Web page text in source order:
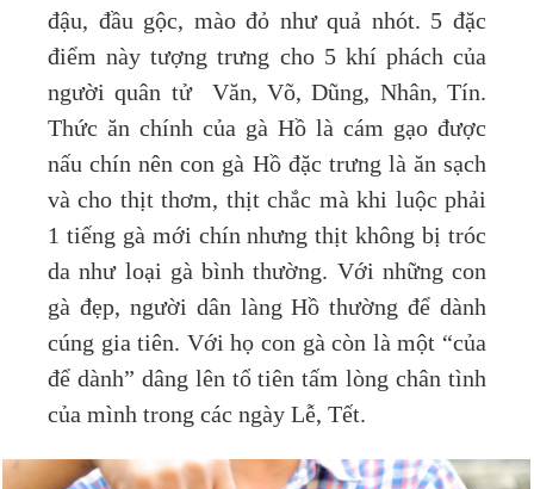
đậu, đầu gộc, mào đỏ như quả nhót. 5 đặc
điểm này tượng trưng cho 5 khí phách của
người quân tử Văn, Võ, Dũng, Nhân, Tín.
Thức ăn chính của gà Hồ là cám gạo được
nấu chín nên con gà Hồ đặc trưng là ăn sạch
và cho thịt thơm, thịt chắc mà khi luộc phải
1 tiếng gà mới chín nhưng thịt không bị tróc
da như loại gà bình thường. Với những con
gà đẹp, người dân làng Hồ thường để dành
cúng gia tiên. Với họ con gà còn là một “của
để dành” dâng lên tổ tiên tấm lòng chân tình
của mình trong các ngày Lễ, Tết.